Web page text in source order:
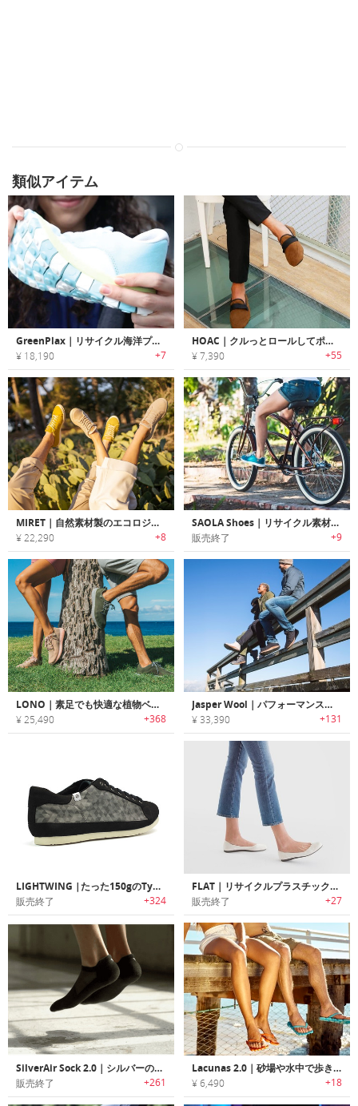
類似アイテム
GreenPlax｜リサイクル海洋プラスチック製のエコスニーカー「グリーンプラックス」
¥ 18,190 +7
HOAC｜クルっとロールしてポケットに入れられるローファー/バレリーナシューズ「ホーク」
¥ 7,390 +55
MIRET｜自然素材製のエコロジカルスニーカー「ミレット」
¥ 22,290 +8
SAOLA Shoes｜リサイクル素材を使用した環境保護に役立つシューズ「サオラシューズ」
販売終了 +9
LONO｜素足でも快適な植物ベースエコスニーカー「ロノ」
¥ 25,490 +368
Jasper Wool｜パフォーマンス性に優れた地球にやさしいエコシューズ「ジャスパーウール」
¥ 33,390 +131
LIGHTWING |たった150gのTyvek紙製のシューズ
販売終了 +324
FLAT｜リサイクルプラスチックシューズ「フラット」
販売終了 +27
SilverAir Sock 2.0｜シルバーの特性を活かした防臭ソックス「シルバーエアソックス2.0」
販売終了 +261
Lacunas 2.0｜砂場や水中で歩きやすくスリップしないビーチサンダル「ラクナス2.0」
¥ 6,490 +18